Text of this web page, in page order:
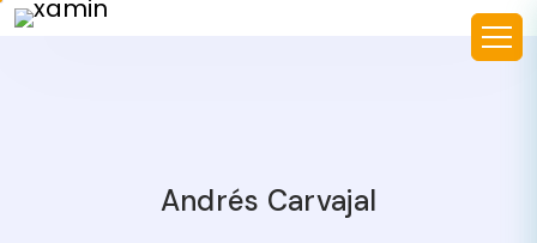
Andrés Carvajal